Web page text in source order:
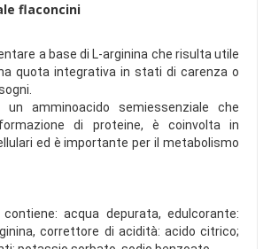
flaconcini
a base di L-arginina che risulta utile
quota integrativa in stati di carenza o
un amminoacido semiessenziale che
di proteine, è coinvolta in
ed è importante per il metabolismo
acqua depurata, edulcorante:
correttore di acidità: acido citrico;